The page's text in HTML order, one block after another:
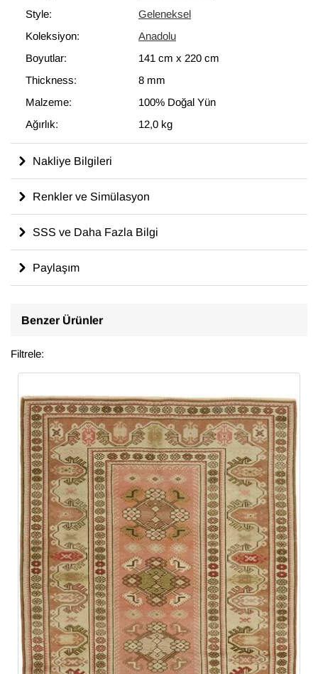
Style:
Geleneksel
Koleksiyon:
Anadolu
Boyutlar:
141 cm x 220 cm
Thickness:
8 mm
Malzeme:
100% Doğal Yün
Ağırlık:
12,0 kg
Nakliye Bilgileri
Renkler ve Simülasyon
SSS ve Daha Fazla Bilgi
Paylaşım
Benzer Ürünler
Filtrele: